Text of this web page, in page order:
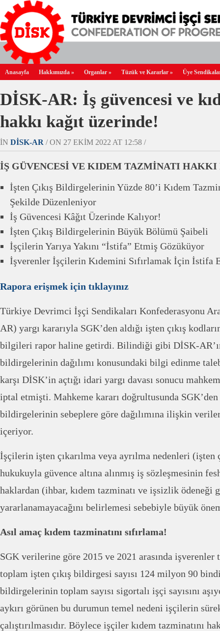
Anasayfa Hakkımızda » Organlar » Tüzük ve Kararlar » Üye
DİSK-AR: İş güvencesi ve
hakkı kağıt üzerinde!
IN DİSK-AR / ON 27 EKIM 2022 AT 12:58 /
İŞ GÜVENCESİ VE KIDEM TAZMİNATI HAKKI
İşten Çıkış Bildirgelerinin Yüzde 80’i Kıdem
Şekilde Düzenleniyor
İş Güvencesi Kâğıt Üzerinde Kalıyor!
İşten Çıkış Bildirgelerinin Büyük Bölümü Şaibeli
İşçilerin Yarıya Yakını “İstifa” Etmiş Gözüküyor
İşverenler İşçilerin Kıdemini Sıfırlamak İçin İstifa
Rapora erişmek için tıklayınız
Türkiye Devrimci İşçi Sendikaları Konfederasyonu
AR) yargı kararıyla SGK’den aldığı işten çıkış
bilgileri rapor haline getirdi. Bilindiği gibi DİSK-
bildirgelerinin dağılımı konusundaki bilgi edinme
karşı DİSK’in açtığı idari yargı davası sonucu
iptal etmişti. Mahkeme kararı doğrultusunda SGK’den
bildirgelerinin sebeplere göre dağılımına ilişkin
içeriyor.
İşçilerin işten çıkarılma veya ayrılma nedenleri (işten
hukukuyla güvence altına alınmış iş sözleşmesinin
haklardan (ihbar, kıdem tazminatı ve işsizlik ödeneği
yararlanamayacağını belirlemesi sebebiyle büyük
Asıl amaç kıdem tazminatını sıfırlama!
SGK verilerine göre 2015 ve 2021 arasında işverenler
toplam işten çıkış bildirgesi sayısı 124 milyon 90
bildirgelerinin toplam sayısı sigortalı işçi sayısını
aykırı görünen bu durumun temel nedeni işçilerin
çalıştırılmasıdır. Böylece işçiler kıdem tazminatını